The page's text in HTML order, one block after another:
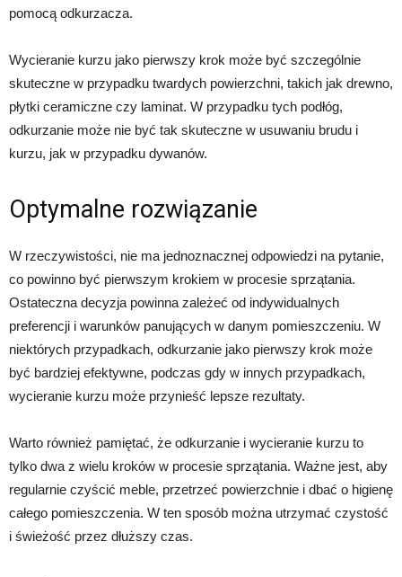
pomocą odkurzacza.
Wycieranie kurzu jako pierwszy krok może być szczególnie
skuteczne w przypadku twardych powierzchni, takich jak drewno,
płytki ceramiczne czy laminat. W przypadku tych podłóg,
odkurzanie może nie być tak skuteczne w usuwaniu brudu i
kurzu, jak w przypadku dywanów.
Optymalne rozwiązanie
W rzeczywistości, nie ma jednoznacznej odpowiedzi na pytanie,
co powinno być pierwszym krokiem w procesie sprzątania.
Ostateczna decyzja powinna zależeć od indywidualnych
preferencji i warunków panujących w danym pomieszczeniu. W
niektórych przypadkach, odkurzanie jako pierwszy krok może
być bardziej efektywne, podczas gdy w innych przypadkach,
wycieranie kurzu może przynieść lepsze rezultaty.
Warto również pamiętać, że odkurzanie i wycieranie kurzu to
tylko dwa z wielu kroków w procesie sprzątania. Ważne jest, aby
regularnie czyścić meble, przetrzeć powierzchnie i dbać o higienę
całego pomieszczenia. W ten sposób można utrzymać czystość
i świeżość przez dłuższy czas.